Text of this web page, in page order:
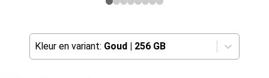
Kleur en variant: Goud | 256 GB